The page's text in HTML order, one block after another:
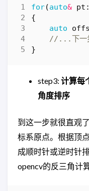
for(auto& pt :
{
auto
}
step3: 计算每
角度排序
到这一步就很直观
标系原点。根据顶
成顺时针或逆时针
opencv的反三角计